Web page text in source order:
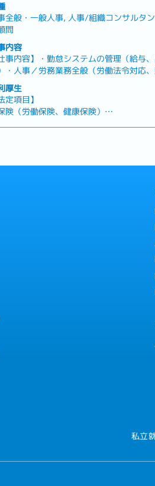
全般・一般人事, 人事/組織コンサルタ
問
内容
事内容】・勤怠システムの管理（給与
・人事／労務業務全般（労働法令対応
給与計算、評価制度 等）・採用・育成・
画および実行・社員フォローおよび労務
計算・労働保険、健康保険、退職金に関
・人事規程、社内制度、業務フローの整備
ブル、申立て案件の一次対応・その他
厚生
定項目】
険（労働保険、健康保険）
勤続4年ごとに5営業日分の連続休暇（分
私立